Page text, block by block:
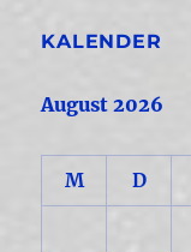
KALENDER
August 2026
M D